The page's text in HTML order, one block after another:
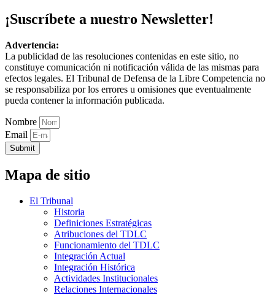
¡Suscríbete a nuestro Newsletter!
Advertencia:
La publicidad de las resoluciones contenidas en este sitio, no
constituye comunicación ni notificación válida de las mismas para
efectos legales. El Tribunal de Defensa de la Libre Competencia no
se responsabiliza por los errores u omisiones que eventualmente
pueda contener la información publicada.
Nombre
Email
Submit
Mapa de sitio
El Tribunal
Historia
Definiciones Estratégicas
Atribuciones del TDLC
Funcionamiento del TDLC
Integración Actual
Integración Histórica
Actividades Institucionales
Relaciones Internacionales